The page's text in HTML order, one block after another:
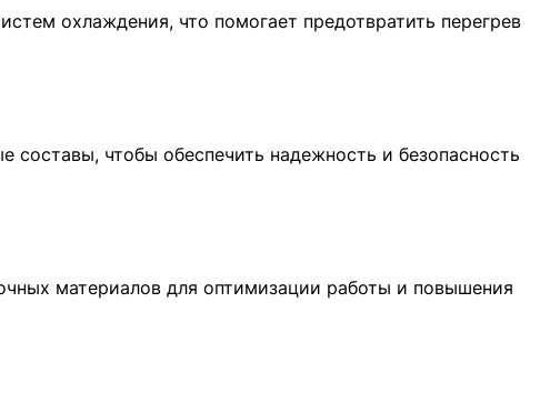
охлаждения, что помогает предотвратить перегрев
чтобы обеспечить надежность и безопасность
материалов для оптимизации работы и повышения